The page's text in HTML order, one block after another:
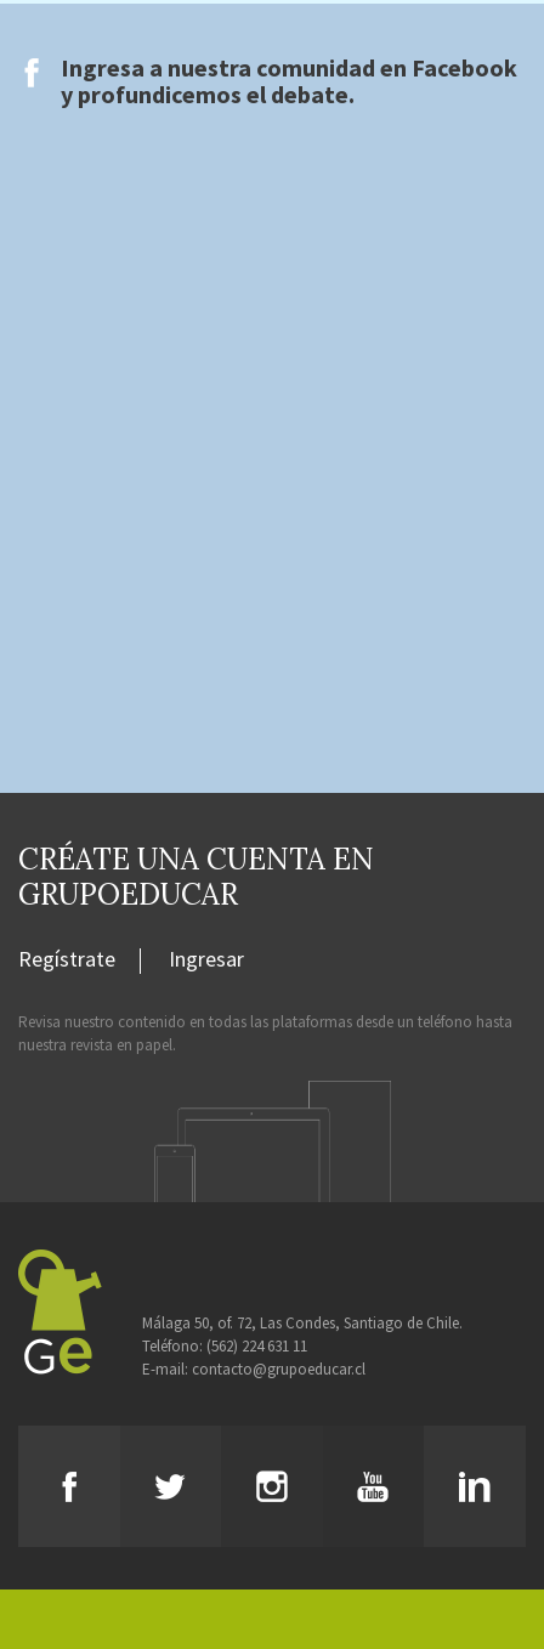
Ingresa a nuestra comunidad en Facebook
y profundicemos el debate.
CRÉATE UNA CUENTA EN
GRUPOEDUCAR
Regístrate Ingresar
Revisa nuestro contenido en todas las plataformas desde un teléfono hasta
nuestra revista en papel.
Málaga 50, of. 72, Las Condes, Santiago de Chile.
Teléfono: (562) 224 631 11
E-mail: contacto@grupoeducar.cl